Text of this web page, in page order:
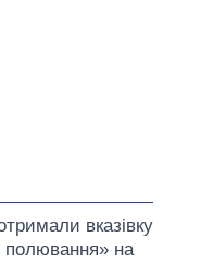
вказівку
полювання» на